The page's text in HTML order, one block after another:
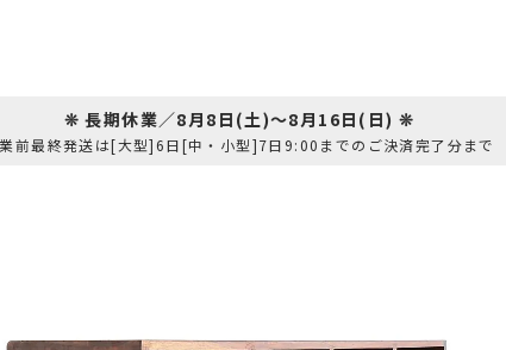
❊ 長期休業／8月8日(土)～8月16日(日) ❊
前最終発送は[大型]6日[中・小型]7日9:00までのご決済完了分まで